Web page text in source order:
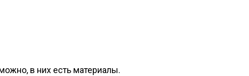
в них есть материалы.